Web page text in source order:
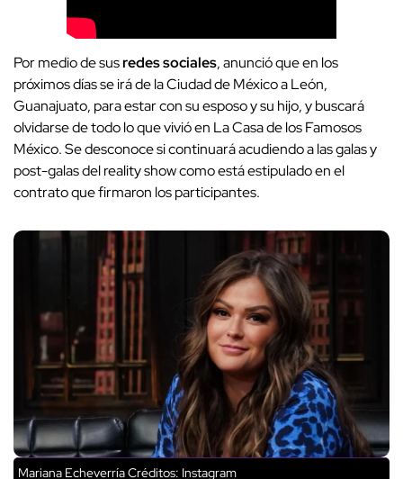
Por medio de susredessociales, anunció que en los
próximos días se irá de la Ciudad de México a León,
Guanajuato, para estar con su esposo y su hijo, y buscará
olvidarse de todo lo que vivió en La Casa de los Famosos
México. Se desconoce si continuará acudiendo a las galas y
post-galas del reality show como está estipulado en el
contrato que firmaron los participantes.
Mariana EcheverríaCréditos: Instagram